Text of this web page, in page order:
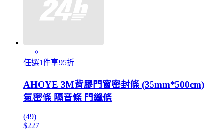
任選1件享95折
AHOYE 3M背膠門窗密封條 (35mm*500cm)
氣密條 隔音條 門縫條
(49)
$227